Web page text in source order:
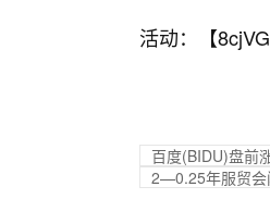
活动：【
百度(BIDU)盘前
2—0.25年服贸会